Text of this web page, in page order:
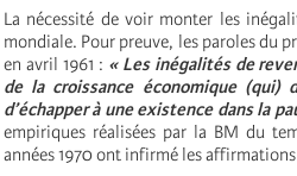
La nécessité de voir monter les
mondiale. Pour preuve, les paroles du
en avril 1961 : « Les inégalités de
de la croissance économique (qui)
d’échapper à une existence dans la
empiriques réalisées par la BM du
années 1970 ont infirmé les affirmations